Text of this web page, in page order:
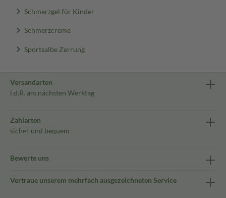
Schmerzgel für Kinder
Schmerzcreme
Sportsalbe Zerrung
Versandarten
i.d.R. am nächsten Werktag
Zahlarten
sicher und bequem
Bewerte uns
Vertraue unserem mehrfach ausgezeichneten Service